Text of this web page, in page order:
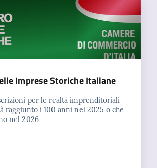
Imprese Storiche Italiane
per le realtà imprenditoriali
raggiunto i 100 anni nel 2025 o che
nel 2026